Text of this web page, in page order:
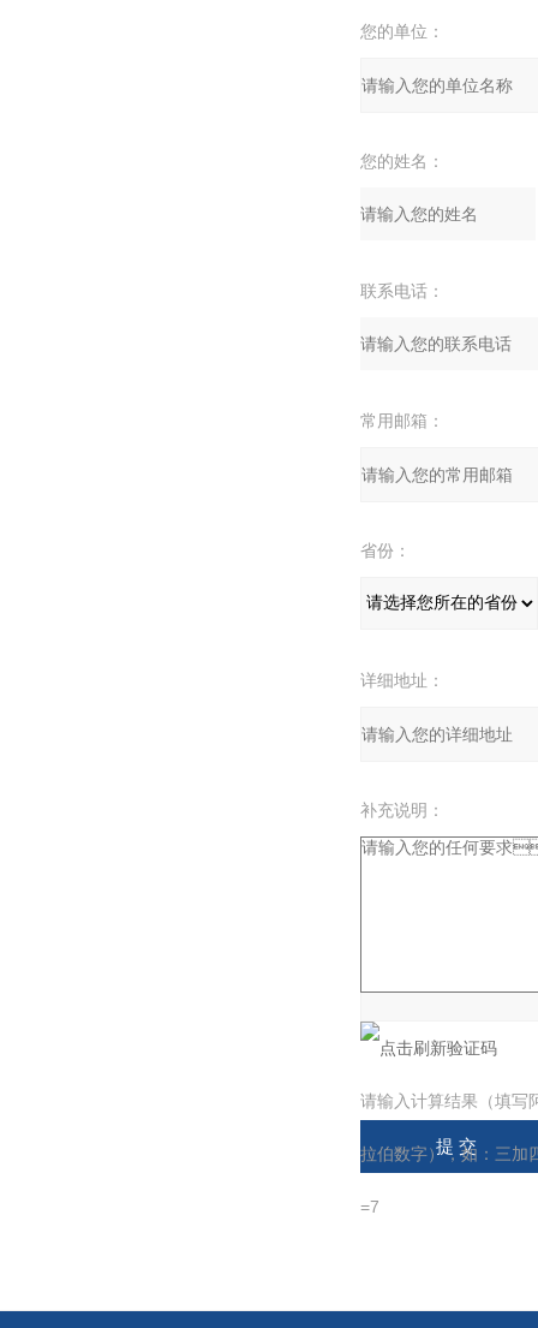
您的单位：
您的姓名：
联系电话：
常用邮箱：
省份：
详细地址：
补充说明：
请输入计算结果（填写
拉伯数字），如：三加
=7